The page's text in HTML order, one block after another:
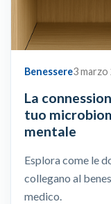
Benessere3 marzo
La
tuo
mentale
Esplora come le
collegano al
medico.